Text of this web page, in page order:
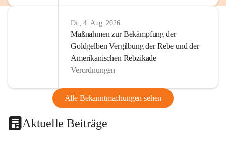
Di., 4. Aug. 2026
Maßnahmen zur Bekämpfung der
Goldgelben Vergilbung der Rebe und der
Amerikanischen Rebzikade
Verordnungen
Alle Bekanntmachungen sehen
Aktuelle Beiträge